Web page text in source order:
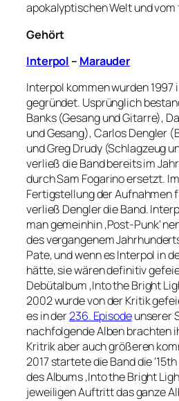
apokalyptischen Welt und
Gehört
Interpol – Marauder
Interpol kommen wurden 1997
gegründet. Usprünglich
Banks (Gesang und Gitarre),
und Gesang), Carlos Dengler
und Greg Drudy (Schlagzeug
verließ die Band bereits im
durch Sam Fogarino ersetzt.
Fertigstellung der Aufnahmen
verließ Dengler die Band.
man gemeinhin ‚Post-Punk‘
des vergangenem
Pate, und wenn es Interpol in
hätte, sie wären definitiv
Debütalbum ‚Into the Bright
2002 wurde von der Kritik
es in der236. Episodeunserer
nachfolgende Alben brachten
Kritrik aber auch größeren
2017 startete die Band die
des Albums ‚Into the Bright
jeweiligen Auftritt das ganze